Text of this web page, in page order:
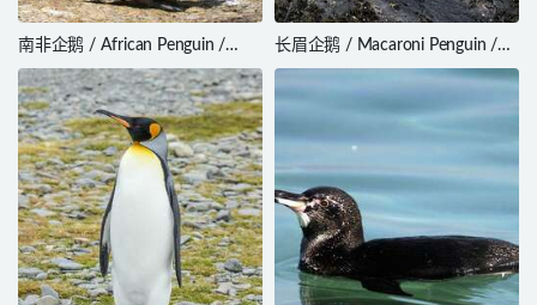
南非企鹅 / African Penguin /
Spheniscus demersus
长眉企鹅 / Macaroni Penguin /
Eudyptes chrysolophus